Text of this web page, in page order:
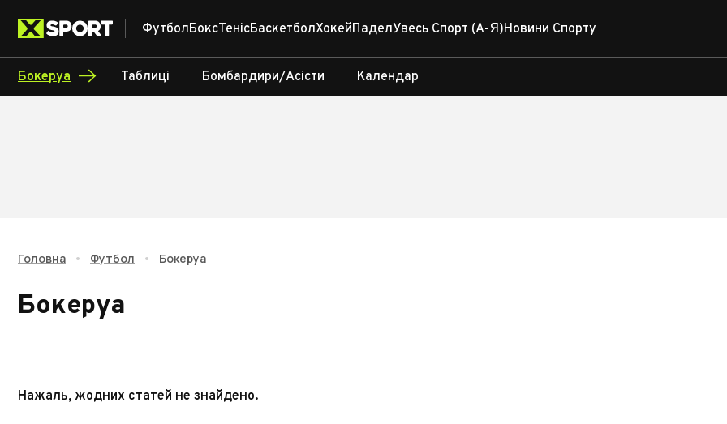
ФутболБоксТенісБаскетболХокейПаделУвесь Спорт (А-Я)Новини Спорту
Бокеруа Таблиці Бомбардири/Асісти Календар
Головна • Футбол • Бокеруа
Бокеруа
Нажаль, жодних статей не знайдено.